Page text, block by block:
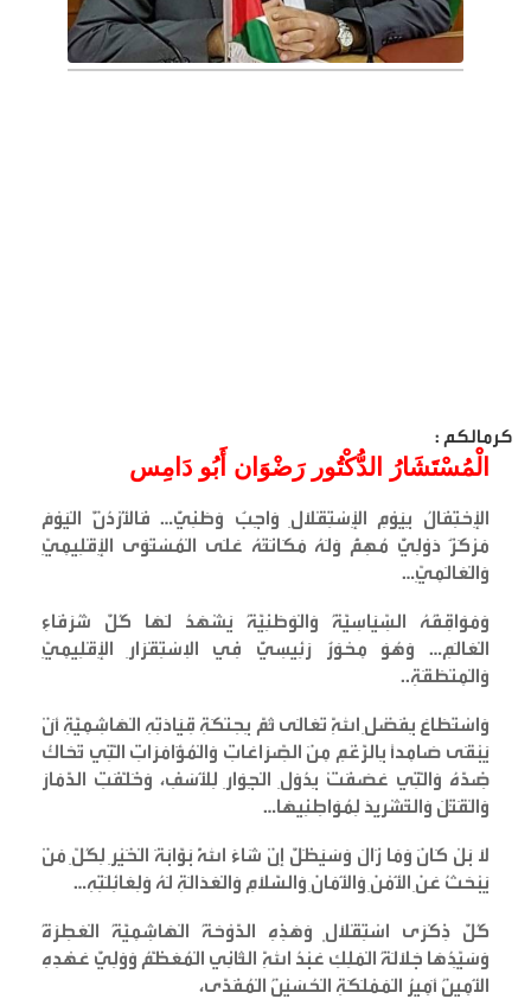
كرمالكم :
الْمُسْتَشَارُ الدُّكْتُور رَضْوَان أَبُو دَامِس
الْإِحْتِفَالُ بِيَوْمِ الْإِسْتِقْلَالِ وَاجِبٌ وَطَنِيٌّ… فَالْأُرْدُنُّ الْيَوْمَ
مَرْكَزٌ دَوْلِيٌّ مُهِمٌّ وَلَهُ مَكَانَتُهُ عَلَى الْمُسْتَوَى الْإِقْلِيمِيِّ
وَالْعَالَمِيِّ…
وَمَوَاقِفُهُ السِّيَاسِيَّةُ وَالْوَطَنِيَّةُ يَشْهَدُ لَهَا كُلُّ شُرَفَاءِ
الْعَالَمِ… وَهُوَ مِحْوَرٌ رَئِيسِيٌّ فِي الِاسْتِقْرَارِ الْإِقْلِيمِيِّ
وَالْمِنْطَقَةِ..
وَاسْتَطَاعَ بِفَضْلِ اللَّهِ تَعَالَى ثُمَّ بِحِنْكَةِ قِيَادَتِهِ الْهَاشِمِيَّةِ أَنْ
يَبْقَى صَامِداً بِالرَّغْمِ مِنَ الصِّرَاعَاتِ وَالْمُؤَامَرَاتِ الَّتِي تُحَاكُ
ضِدَّهُ وَالَّتِي عَصَفَتْ بِدُوَلِ الْجِوَارِ لِلْأَسَفِ، وَخَلَّفَتِ الدَّمَارَ
وَالْقَتْلَ وَالتَّشْرِيدَ لِمُوَاطِنِيهَا…
لَا بَلْ كَانَ وَمَا زَالَ وَسَيَظَلُّ إِنْ شَاءَ اللَّهُ بَوَّابَةَ الْخَيْرِ لِكُلِّ مَنْ
يَبْحَثُ عَنِ الْأَمْنِ وَالْأَمَانِ وَالسَّلَامِ وَالْعَدَالَةِ لَهُ وَلِعَائِلَتِهِ…
كُلُّ ذِكْرَى اسْتِقْلَالٍ وَهَذِهِ الدَّوْحَةُ الْهَاشِمِيَّةُ الْعَطِرَةُ
وَسَيِّدُهَا جَلَالَةُ الْمَلِكِ عَبْدُ اللَّهِ الثَّانِي الْمُعَظَّمُ وَوَلِيُّ عَهْدِهِ
الْأَمِينُ أَمِيرُ الْمَمْلَكَةِ الْحُسَيْنُ الْمُفَدَّى،